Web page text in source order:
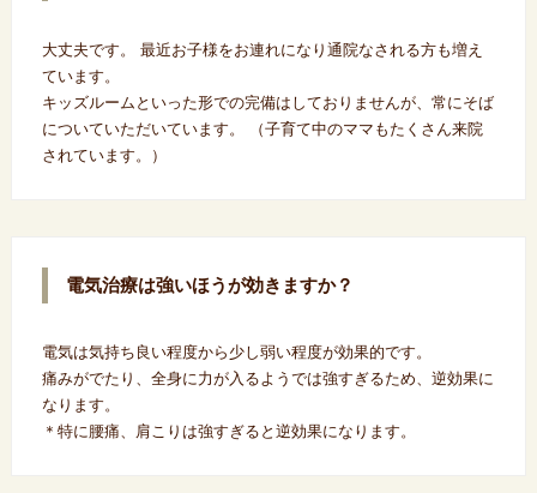
大丈夫です。 最近お子様をお連れになり通院なされる方も増え
ています。
キッズルームといった形での完備はしておりませんが、常にそば
についていただいています。 （子育て中のママもたくさん来院
されています。）
電気治療は強いほうが効きますか？
電気は気持ち良い程度から少し弱い程度が効果的です。
痛みがでたり、全身に力が入るようでは強すぎるため、逆効果に
なります。
＊特に腰痛、肩こりは強すぎると逆効果になります。